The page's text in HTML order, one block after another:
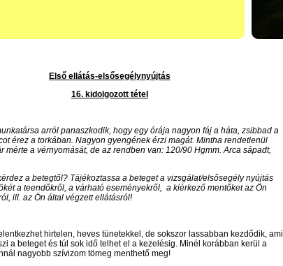
Első ellátás-elsősegélynyújtás
16. kidolgozott tétel
arról panaszkodik, hogy egy órája nagyon fáj a háta, zsibbad a
érez a torkában. Nagyon gyengének érzi magát. Mintha rendetlenül
mérte a vérnyomását, de az rendben van: 120/90 Hgmm. Arca sápadt,
a betegtől? Tájékoztassa a beteget a vizsgálat/elsősegély nyújtás
a teendőkről, a várható eseményekről, a kiérkező mentőket az Ön
ill. az Ön által végzett ellátásról!
hirtelen, heves tünetekkel, de sokszor lassabban kezdődik, ami
a beteget és túl sok idő telhet el a kezelésig. Minél korábban kerül a
nagyobb szívizom tömeg menthető meg!